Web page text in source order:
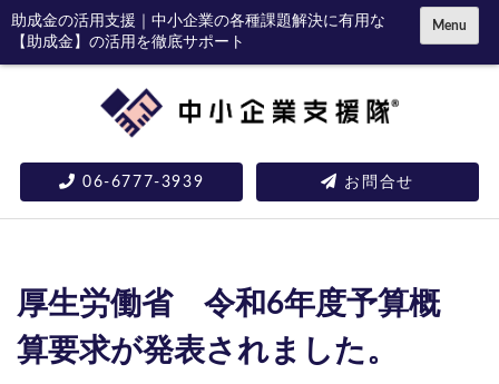
コ助成金の活用支援｜中小企業の各種課題解決に有用な
【助成金】の活用を徹底サポート
06-6777-3939 お問合せ
Menu
厚生労働省 令和6年度予算概
算要求が発表されました。